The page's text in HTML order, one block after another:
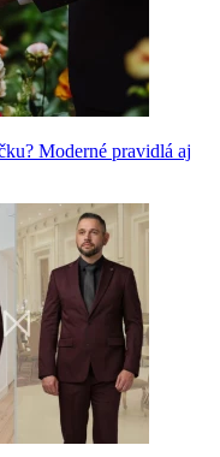
Moderné pravidlá aj